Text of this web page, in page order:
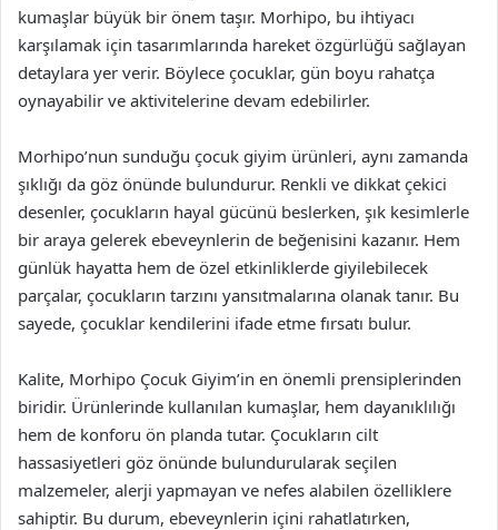
kumaşlar büyük bir önem taşır. Morhipo, bu ihtiyacı
karşılamak için tasarımlarında hareket özgürlüğü sağlayan
detaylara yer verir. Böylece çocuklar, gün boyu rahatça
oynayabilir ve aktivitelerine devam edebilirler.
Morhipo’nun sunduğu çocuk giyim ürünleri, aynı zamanda
şıklığı da göz önünde bulundurur. Renkli ve dikkat çekici
desenler, çocukların hayal gücünü beslerken, şık kesimlerle
bir araya gelerek ebeveynlerin de beğenisini kazanır. Hem
günlük hayatta hem de özel etkinliklerde giyilebilecek
parçalar, çocukların tarzını yansıtmalarına olanak tanır. Bu
sayede, çocuklar kendilerini ifade etme fırsatı bulur.
Kalite, Morhipo Çocuk Giyim’in en önemli prensiplerinden
biridir. Ürünlerinde kullanılan kumaşlar, hem dayanıklılığı
hem de konforu ön planda tutar. Çocukların cilt
hassasiyetleri göz önünde bulundurularak seçilen
malzemeler, alerji yapmayan ve nefes alabilen özelliklere
sahiptir. Bu durum, ebeveynlerin içini rahatlatırken,